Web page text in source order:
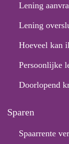
Lening
Lening
Hoeveel kan
Persoonlijke
Doorlopend
Sparen
Spaarrente